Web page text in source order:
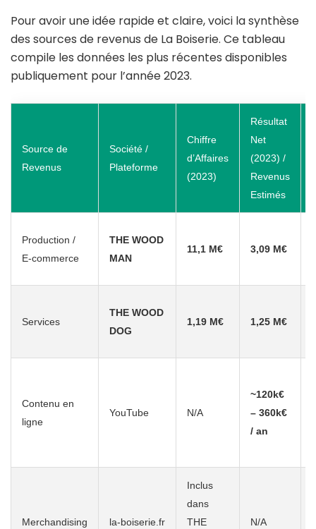
Pour avoir une idée rapide et claire, voici la synthèse
des sources de revenus de La Boiserie. Ce tableau
compile les données les plus récentes disponibles
publiquement pour l’année 2023.
Source de
Revenus
Société /
Plateforme
Chiffre
d’Affaires
(2023)
Résultat
Net
(2023) /
Revenus
Estimés
Production /
E-commerce
THE WOOD
MAN
11,1 M€ 3,09 M€
Services
THE WOOD
DOG
1,19 M€ 1,25 M€
Contenu en
ligne
YouTube N/A
~120k€
– 360k€
/ an
Merchandising la-boiserie.fr
Inclus
dans
THE
N/A